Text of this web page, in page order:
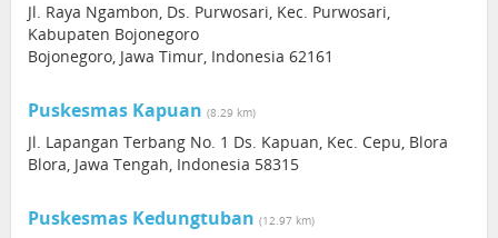
Jl. Raya Ngambon, Ds. Purwosari, Kec. Purwosari,
Kabupaten Bojonegoro
Bojonegoro, Jawa Timur, Indonesia 62161
Puskesmas Kapuan (8.29 km)
Jl. Lapangan Terbang No. 1 Ds. Kapuan, Kec. Cepu, Blora
Blora, Jawa Tengah, Indonesia 58315
Puskesmas Kedungtuban (12.97 km)